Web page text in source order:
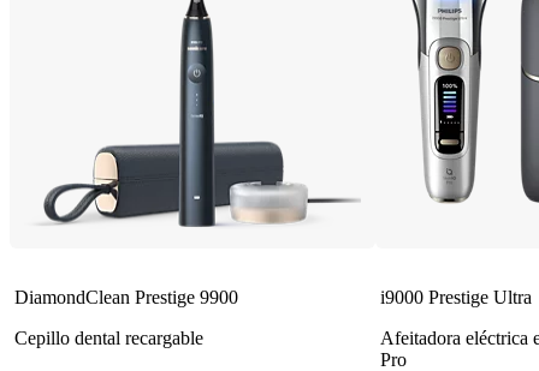
DiamondClean Prestige 9900
Cepillo dental recargable
i9000 Prestige Ultra
Afeitadora eléctrica
Pro